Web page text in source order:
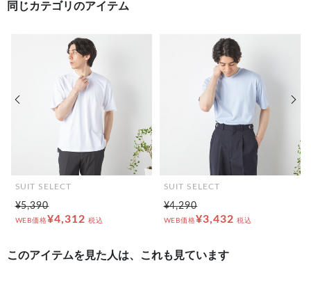
同じカテゴリのアイテム
SUIT SELECT
¥5,390
WEB価格¥4,312 税込
SUIT SELECT
¥4,290
WEB価格¥3,432 税込
前の画像
このアイテムを見た人は、これも見ています